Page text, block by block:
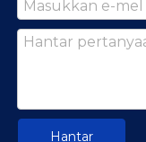
Hantar